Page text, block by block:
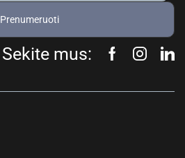
Prenumeruoti
Sekite mus: